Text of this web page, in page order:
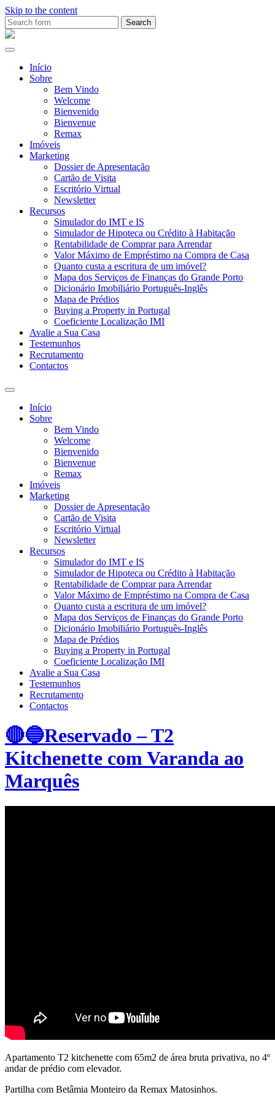
Skip to the content
Search
for:Ana
Início
Sobre
Bem Vindo
Welcome
Bienvenido
Bienvenue
Remax
Imóveis
Marketing
Dossier de Apresentação
Cartão de Visita
Escritório Virtual
Newsletter
Recursos
Simulador do IMT e IS
Simulador de Hipoteca ou Crédito à Habitação
Rentabilidade de Comprar para Arrendar
Valor Máximo de Empréstimo na Compra de Casa
Quanto custa a escritura de um imóvel?
Mapa dos Serviços de Finanças do Grande Porto
Dicionário Imobiliário Português-Inglês
Mapa de Prédios
Buying a Property in Portugal
Coeficiente Localização IMI
Avalie a Sua Casa
Testemunhos
Recrutamento
Contactos
Toggle
search
field
Início
Sobre
Bem Vindo
Welcome
Bienvenido
Bienvenue
Remax
Imóveis
Marketing
Dossier de Apresentação
Cartão de Visita
Escritório Virtual
Newsletter
Recursos
Simulador do IMT e IS
Simulador de Hipoteca ou Crédito à Habitação
Rentabilidade de Comprar para Arrendar
Valor Máximo de Empréstimo na Compra de Casa
Quanto custa a escritura de um imóvel?
Mapa dos Serviços de Finanças do Grande Porto
Dicionário Imobiliário Português-Inglês
Mapa de Prédios
Buying a Property in Portugal
Coeficiente Localização IMI
Avalie a Sua Casa
Testemunhos
Recrutamento
Contactos
🔴🔵Reservado – T2
Kitchenette com Varanda ao
Marquês
Apartamento T2 kitchenette com 65m2 de área bruta privativa, no 4º
andar de prédio com elevador.
Partilha com Betâmia Monteiro da Remax Matosinhos.